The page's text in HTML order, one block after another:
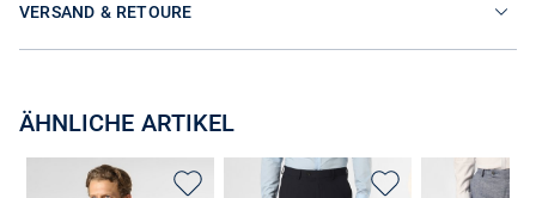
VERSAND & RETOURE
ÄHNLICHE ARTIKEL